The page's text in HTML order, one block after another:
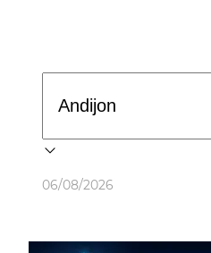
06/08/2026